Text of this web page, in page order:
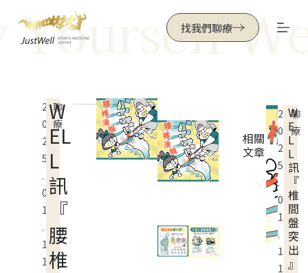
跳
至
找我們聊療
2
0
2
5
.
0
1
.
1
1
聊
療
W
EL
L
訊
『
腰
椎
相關
文章
2
0
2
5
.
0
1
.
1
1
聊
療
W
E
L
L
訊
『
椎
間
盤
突
出
』